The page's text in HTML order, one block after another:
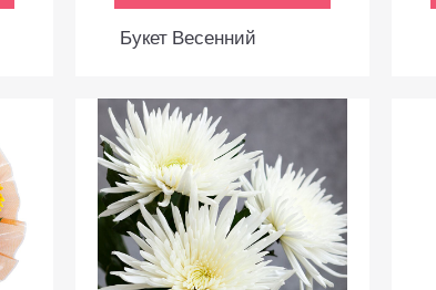
Букет Весенний